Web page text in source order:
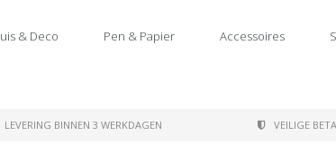
& Deco Pen & Papier Accessoires
LEVERING BINNEN 3 WERKDAGEN VEILIGE